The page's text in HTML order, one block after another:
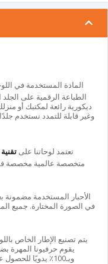
المادة المستخدمة في
الطباعة الرقمية على
ديكورية رائعة لمكتبك أو
وغير قابلة للتمدد نستخدم
تعتمد لوحاتنا على
متخصصة عالمية مخصصة فقط
الأحبار المستخدمة مضمونة
في الصورة المختارة. جميع
يقوم حرفيونا المهرة
وبـ100٪ يدويًا